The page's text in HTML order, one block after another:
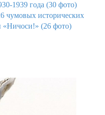
1939 года (30 фото)
чумовых исторических
«Ничоси!» (26 фото)